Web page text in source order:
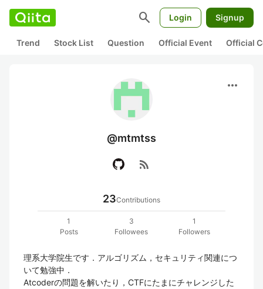
search Login Signup
Trend Stock List Question Official Event Official
more_horiz
@mtmtss
rss_feed
23Contributions
1
Posts
3
Followees
1
Followers
理系大学院生です．アルゴリズム，セキュリティ関連につ
いて勉強中．
Atcoderの問題を解いたり，CTFにたまにチャレンジした